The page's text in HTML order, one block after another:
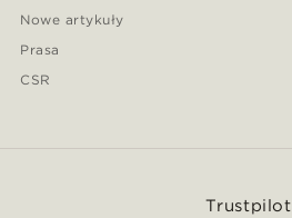
Nowe artykuły
Prasa
CSR
Trustpilot